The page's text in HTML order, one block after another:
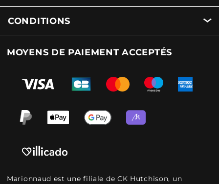
CONDITIONS
MOYENS DE PAIEMENT ACCEPTÉS
Marionnaud est une filiale de CK Hutchison, un